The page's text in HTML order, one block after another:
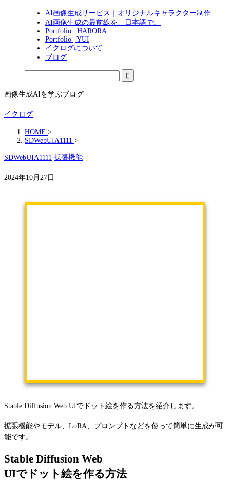
AI画像生成サービス｜オリジナルキャラクター制作
AI画像生成の最前線を、日本語で。
Portfolio | HARORA
Portfolio | YUI
イクログについて
ブログ
画像生成AIを学ぶブログ
イクログ
HOME >
SDWebUIA1111 >
SDWebUIA1111 拡張機能
2024年10月27日
Stable Diffusion Web UIでドット絵を作る方法を紹介します。
拡張機能やモデル、LoRA、プロンプトなどを使って簡単に生成が可
能です。
Stable Diffusion Web
UIでドット絵を作る方法